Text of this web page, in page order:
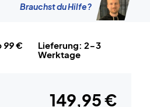
Brauchst du Hilfe?
99 €
Lieferung: 2-3
Werktage
149,95 €